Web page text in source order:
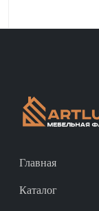
Главная
Каталог